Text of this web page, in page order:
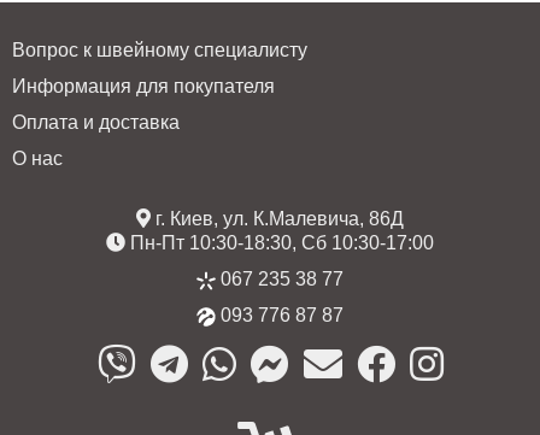
Вопрос к швейному специалисту
Информация для покупателя
Оплата и доставка
О нас
г. Киев, ул. К.Малевича, 86Д
Пн-Пт 10:30-18:30, Сб 10:30-17:00
067 235 38 77
093 776 87 87